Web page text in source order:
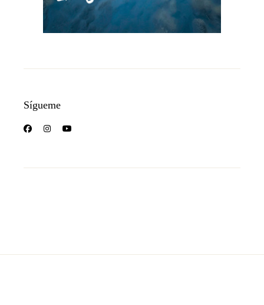
Sígueme